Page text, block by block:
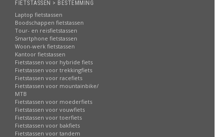
FIETSTASSEN > BESTEMMING
Laptop fietstassen
Boodschappen fietstassen
Tour- en reisfietstassen
Smartphone fietstassen
Woon-werk fietstassen
Kantoor fietstassen
Fietstassen voor hybride fiets
Fietstassen voor trekkingfiets
Fietstassen voor racefiets
Fietstassen voor mountainbike/
MTB
Fietstassen voor moederfiets
Fietstassen voor vouwfiets
Fietstassen voor toerfiets
Fietstassen voor bakfiets
Fietstassen voor tandem